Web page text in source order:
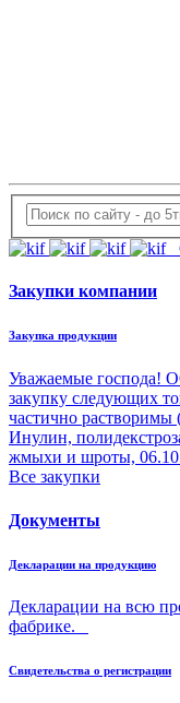
Закупки компании
Закупка продукции
Уважаемые господа!
закупку следующих
частично
Инулин,
жмыхи и шроты,
Все закупки
Документы
Декларации на продукцию
Декларации на всю
фабрике.
Свидетельства о регистрации